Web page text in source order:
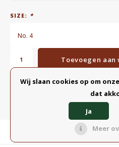
SIZE: *
No. 4
Toevoegen aan
Productomschrijving
Wij slaan cookies op om
dat
Ja
Meer